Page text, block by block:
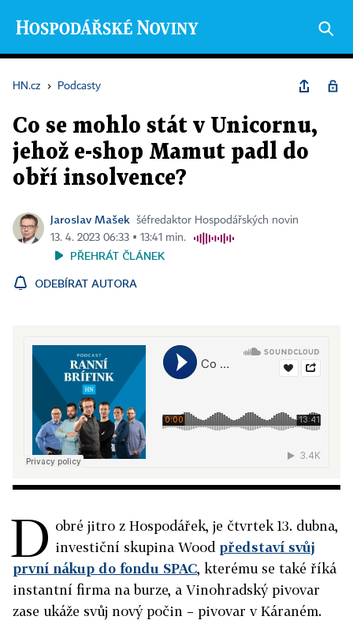
HN.cz › Podcasty
Co se mohlo stát v Unicornu,
jehož e-shop Mamut padl do
obří insolvence?
Jaroslav Mašek
šéfredaktor Hospodářských novin
13. 4. 2023 06:33 ▪ 13:41 min.
PŘEHRÁT ČLÁNEK
ODEBÍRAT AUTORA
D obré jitro z Hospodářek, je čtvrtek 13. dubna,
investiční skupina Wood představí svůj
první nákup do fondu SPAC, kterému se také říká
instantní firma na burze, a Vinohradský pivovar
zase ukáže svůj nový počin – pivovar v Káraném.